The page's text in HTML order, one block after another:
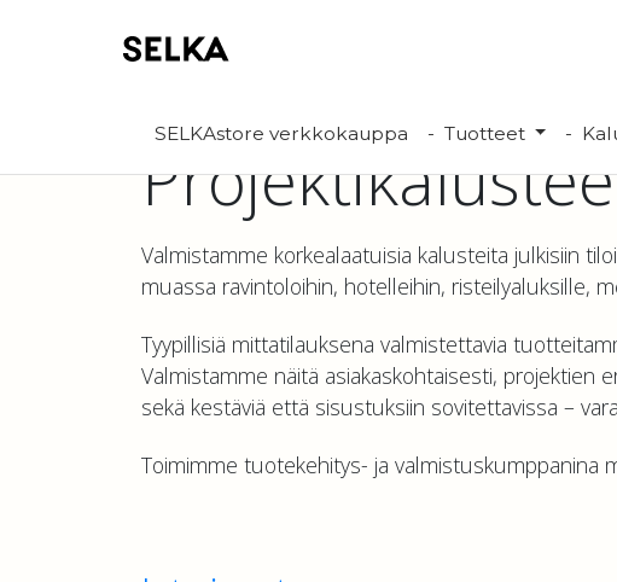
SELKAstore verkkokauppa Tuotteet
Valmistamme korkealaatuisia kalusteita julkisiin
muassa ravintoloihin, hotelleihin, risteilyaluksille,
Tyypillisiä mittatilauksena valmistettavia
Valmistamme näitä asiakaskohtaisesti, projektien
sekä kestäviä että sisustuksiin sovitettavissa –
Toimimme tuotekehitys- ja valmistuskumppanina